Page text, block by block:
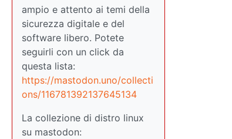
ampio e attento ai temi della
sicurezza digitale e del
software libero. Potete
seguirli con un click da
questa lista:
https://mastodon.uno/collecti
ons/116781392137645134
La collezione di distro linux
su mastodon: